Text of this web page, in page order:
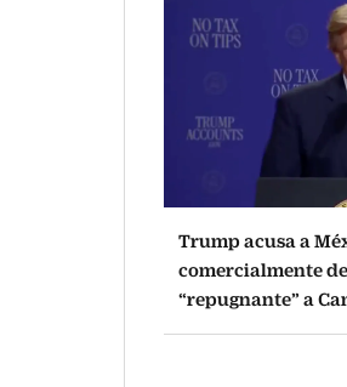
Trump acusa a
comercialmente
“repugnante” a